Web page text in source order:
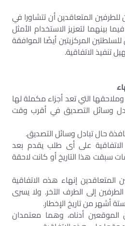
للطرفين المتعاقدين أن تتشاورا في
بينهما لتعزيز الاستخدام الأمثل
المركزيتين أيضًا الموافقة
تنفيذ الاتفاقية.
التي تعد أجزاء مكملة لها
وسائل التصديق في أقرب وقت
على أى طلب يقدم بعد
سبقت هذا التاريخ أو كانت لاحقة
المتعاقدين إنهاء هذه الاتفاقية
إلى الطرف الآخر. ولا يسرى
أشهر من تاريخ الإخطار.
أدناه، وهما معتمدان